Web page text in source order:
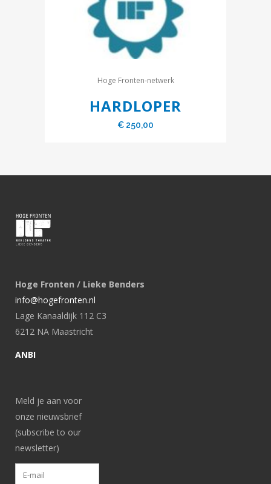
Hoge Fronten-netwerk
HARDLOPER
€ 250,00
Hoge Fronten / Lieke Benders
info@hogefronten.nl
Lage Kanaaldijk 112 C3
6212 NA Maastricht
ANBI
Meld je aan voor
onze nieuwsbrief
(subscribe to our
newsletter)